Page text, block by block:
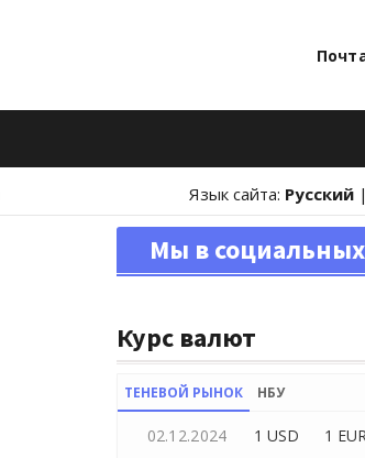
Язык сайта: Русский |
Мы в социальных
Курс валют
ТЕНЕВОЙ РЫНОК НБУ
02.12.2024 1 USD 1